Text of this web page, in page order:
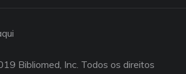
Bibliomed, Inc. Todos os direitos